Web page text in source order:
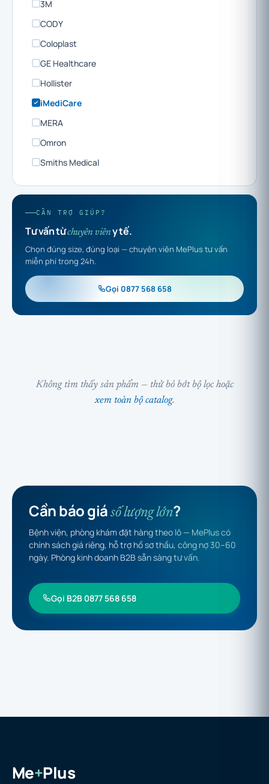
3M
CODY
Coloplast
GE Healthcare
Hollister
iMediCare
MERA
Omron
Smiths Medical
CẦN TRỢ GIÚP?
Tư vấn từchuyên viêny tế.
Chọn đúng size, đúng loại — chuyên viên MePlus tư vấn
miễn phí trong 24h.
Gọi 0877 568 658
Không tìm thấy sản phẩm — thử bỏ bớt bộ lọc hoặc
xem toàn bộ catalog.
Cần báo giásố lượng lớn?
Bệnh viện, phòng khám đặt hàng theo lô — MePlus có
chính sách giá riêng, hỗ trợ hồ sơ thầu, công nợ 30–60
ngày. Phòng kinh doanh B2B sẵn sàng tư vấn.
Gọi B2B 0877 568 658
Me+Plus